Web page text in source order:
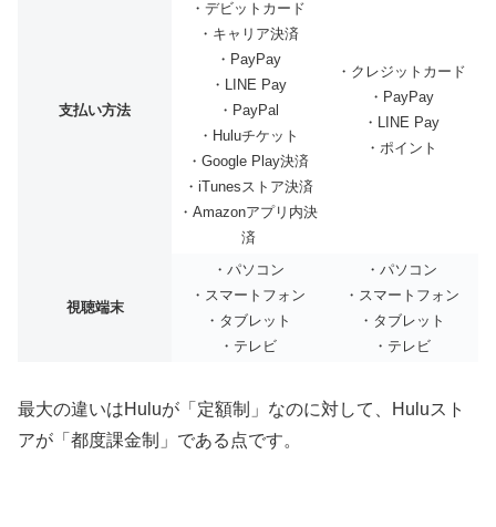
支払い方法
・デビットカード
・キャリア決済
・PayPay
・LINE Pay
・PayPal
・Huluチケット
・Google Play決済
・iTunesストア決済
・Amazonアプリ内決
済
・クレジットカード
・PayPay
・LINE Pay
・ポイント
視聴端末
・パソコン
・スマートフォン
・タブレット
・テレビ
・パソコン
・スマートフォン
・タブレット
・テレビ
最大の違いはHuluが「定額制」なのに対して、Huluスト
アが「都度課金制」である点です。